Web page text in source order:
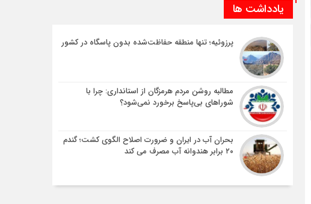
یادداشت ها
پرزوئیه؛ تنها منطقه حفاظت‌شده بدون پاسگاه در کشور
مطالبه روشن مردم هرمزگان از استانداری: چرا با
شوراهای بی‌پاسخ برخورد نمی‌شود؟
بحران آب در ایران و ضرورت اصلاح الگوی کشت؛ گندم
۲۰ برابر هندوانه آب مصرف می کند